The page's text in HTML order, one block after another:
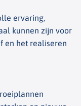
ervaring,
kunnen zijn voor
en het realiseren